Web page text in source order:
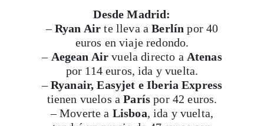
Desde Madrid:
–Ryan Air te lleva aBerlín por 40
euros en viaje redondo.
– Aegean Air vuela directo a Atenas
por 114 euros, ida y vuelta.
–Ryanair, Easyjet e Iberia Express
tienen vuelos aParís por 42 euros.
– Moverte a Lisboa, ida y vuelta,